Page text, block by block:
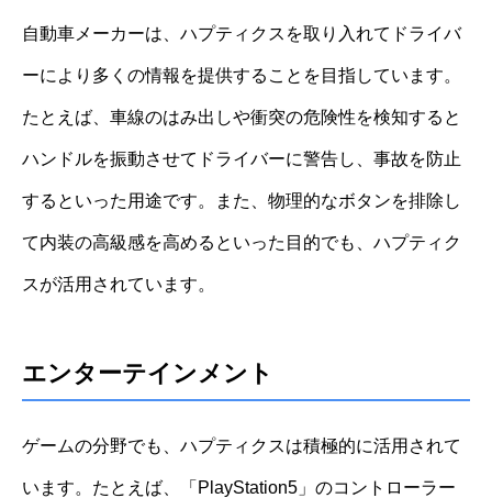
自動車メーカーは、ハプティクスを取り入れてドライバ
ーにより多くの情報を提供することを目指しています。
たとえば、車線のはみ出しや衝突の危険性を検知すると
ハンドルを振動させてドライバーに警告し、事故を防止
するといった用途です。また、物理的なボタンを排除し
て内装の高級感を高めるといった目的でも、ハプティク
スが活用されています。
エンターテインメント
ゲームの分野でも、ハプティクスは積極的に活用されて
います。たとえば、「PlayStation5」のコントローラー